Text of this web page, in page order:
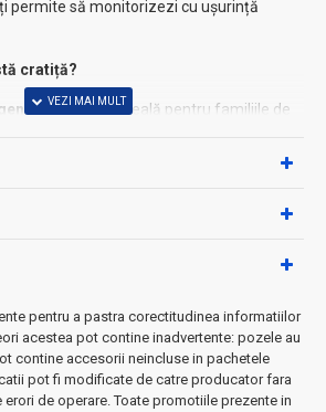
permite să monitorizezi cu ușurință
cratiță?
4,5L, ideală pentru familiile de
completă:
mașina de spălat vasepentru întreținere
Materialele premium și tehnologia
și rezultate profesionale de fiecare
pentru a pastra corectitudinea informatiilor
acestea pot contine inadvertente: pozele au
contine accesorii neincluse in pachetele
pot fi modificate de catre producator fara
de operare. Toate promotiile prezente in